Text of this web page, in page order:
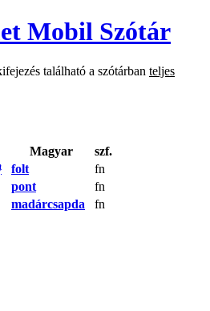
Mobil Szótár
található a szótárban teljes
Magyar
szf.
folt
fn
pont
fn
madárcsapda
fn